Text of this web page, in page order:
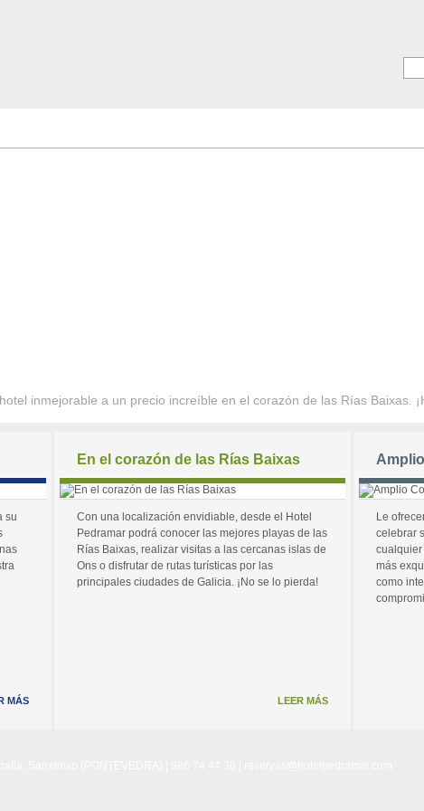
inmejorable a un precio increíble en el corazón de las Rías Baixas.
su
MÁS
En el corazón de las Rías Baixas
Con una localización envidiable, desde el Hotel
Pedramar podrá conocer las mejores playas de las
Rías Baixas, realizar visitas a las cercanas islas de
Ons o disfrutar de rutas turísticas por las
principales ciudades de Galicia. ¡No se lo pierda!
LEER MÁS
Le
celebrar
cualquier
más
como